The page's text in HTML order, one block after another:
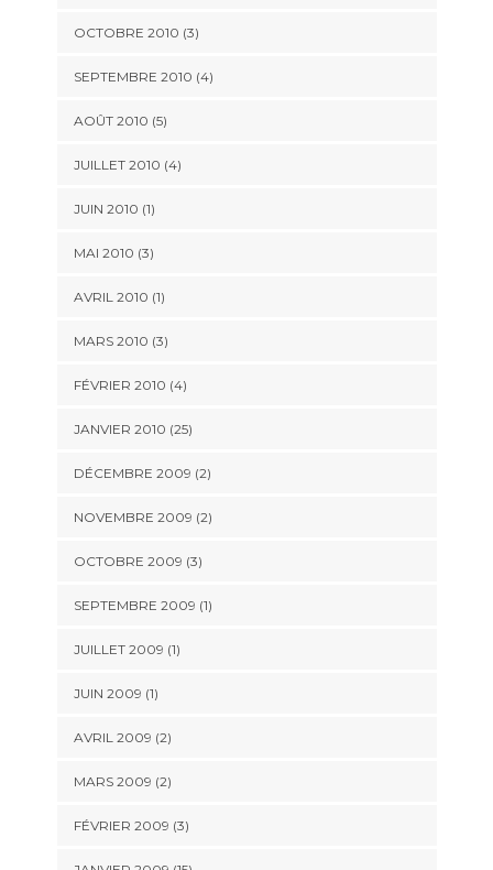
OCTOBRE 2010 (3)
SEPTEMBRE 2010 (4)
AOÛT 2010 (5)
JUILLET 2010 (4)
JUIN 2010 (1)
MAI 2010 (3)
AVRIL 2010 (1)
MARS 2010 (3)
FÉVRIER 2010 (4)
JANVIER 2010 (25)
DÉCEMBRE 2009 (2)
NOVEMBRE 2009 (2)
OCTOBRE 2009 (3)
SEPTEMBRE 2009 (1)
JUILLET 2009 (1)
JUIN 2009 (1)
AVRIL 2009 (2)
MARS 2009 (2)
FÉVRIER 2009 (3)